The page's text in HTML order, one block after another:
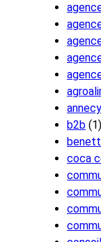
annecy
b2b (1)
coca